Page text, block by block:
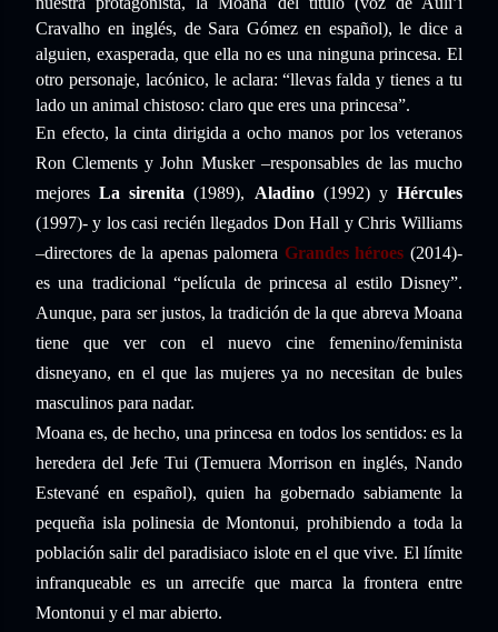
Cravalho en inglés, de Sara Gómez en español), le dice a
alguien, exasperada, que ella no es una ninguna princesa. El
otro personaje, lacónico, le aclara: “llevas falda y tienes a tu
lado un animal chistoso: claro que eres una princesa”.
En efecto, la cinta dirigida a ocho manos por los veteranos
Ron Clements y John Musker –responsables de las mucho
mejoresLa sirenita (1989), Aladino(1992) yHércules
(1997)- y los casi recién llegados Don Hall y Chris Williams
–directores de la apenas palomera Grandes héroes (2014)-
es una tradicional “película de princesa al estilo Disney”.
Aunque, para ser justos, la tradición de la que abreva Moana
tiene que ver con el nuevo cine femenino/feminista
disneyano, en el que las mujeres ya no necesitan de bules
masculinos para nadar.
Moana es, de hecho, una princesa en todos los sentidos: es la
heredera del Jefe Tui (Temuera Morrison en inglés, Nando
Estevané en español), quien ha gobernado sabiamente la
pequeña isla polinesia de Montonui, prohibiendo a toda la
población salir del paradisiaco islote en el que vive. El límite
infranqueable es un arrecife que marca la frontera entre
Montonui y el mar abierto.